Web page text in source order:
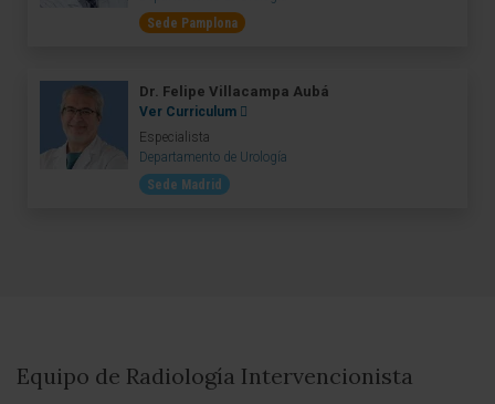
Sede Pamplona
Dr. Felipe Villacampa Aubá
Ver Curriculum
Especialista
Departamento de Urología
Sede Madrid
Equipo de Radiología Intervencionista